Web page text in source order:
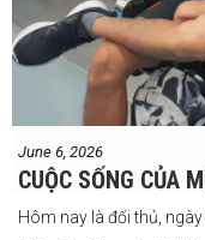
"Đây là cơ hội tuyệt vời
sự nghiệp," Laia chia sẻ.
"Tôi sẽ tăng hạng cân
không thành vấn đề vì
thắng.
một trận
Philippines
June 6, 2026
CUỘC SỐNG CỦA
Hôm nay là đối thủ,